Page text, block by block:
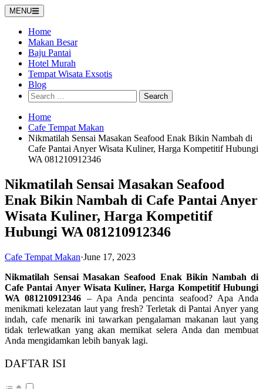
Skip
to
content
MENU
Home
Makan Besar
Baju Pantai
Hotel Murah
Tempat Wisata Exsotis
Blog
Search
for:
Home
Cafe Tempat Makan
Nikmatilah Sensai Masakan Seafood Enak Bikin Nambah di
Cafe Pantai Anyer Wisata Kuliner, Harga Kompetitif Hubungi
WA 081210912346
Nikmatilah Sensai Masakan Seafood
Enak Bikin Nambah di Cafe Pantai Anyer
Wisata Kuliner, Harga Kompetitif
Hubungi WA 081210912346
Cafe Tempat Makan·June 17, 2023
Nikmatilah Sensai Masakan Seafood Enak Bikin Nambah di
Cafe Pantai Anyer Wisata Kuliner, Harga Kompetitif Hubungi
WA 081210912346 – Apa Anda pencinta seafood? Apa Anda
menikmati kelezatan laut yang fresh? Terletak di Pantai Anyer yang
indah, cafe menarik ini tawarkan pengalaman makanan laut yang
tidak terlewatkan yang akan memikat selera Anda dan membuat
Anda mengidamkan lebih banyak lagi.
DAFTAR ISI